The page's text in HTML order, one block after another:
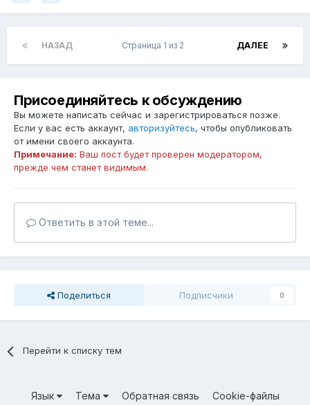
НАЗАД ДАЛЕЕ
Страница 1 из 2
Присоединяйтесь к обсуждению
Вы можете написать сейчас и зарегистрироваться позже.
Если у вас есть аккаунт, авторизуйтесь, чтобы опубликовать
от имени своего аккаунта.
Примечание: Ваш пост будет проверен модератором,
прежде чем станет видимым.
Ответить в этой теме...
Поделиться Подписчики 0
Перейти к списку тем
Язык Тема Обратная связь Cookie-файлы